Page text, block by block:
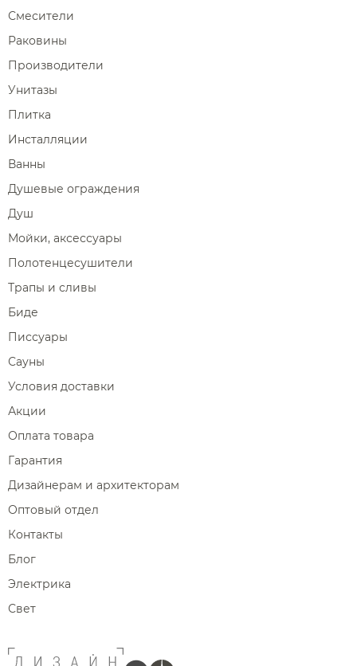
Смесители
Раковины
Производители
Унитазы
Плитка
Инсталляции
Ванны
Душевые ограждения
Душ
Мойки, аксессуары
Полотенцесушители
Трапы и сливы
Биде
Писсуары
Сауны
Условия доставки
Акции
Оплата товара
Гарантия
Дизайнерам и архитекторам
Оптовый отдел
Контакты
Блог
Электрика
Свет